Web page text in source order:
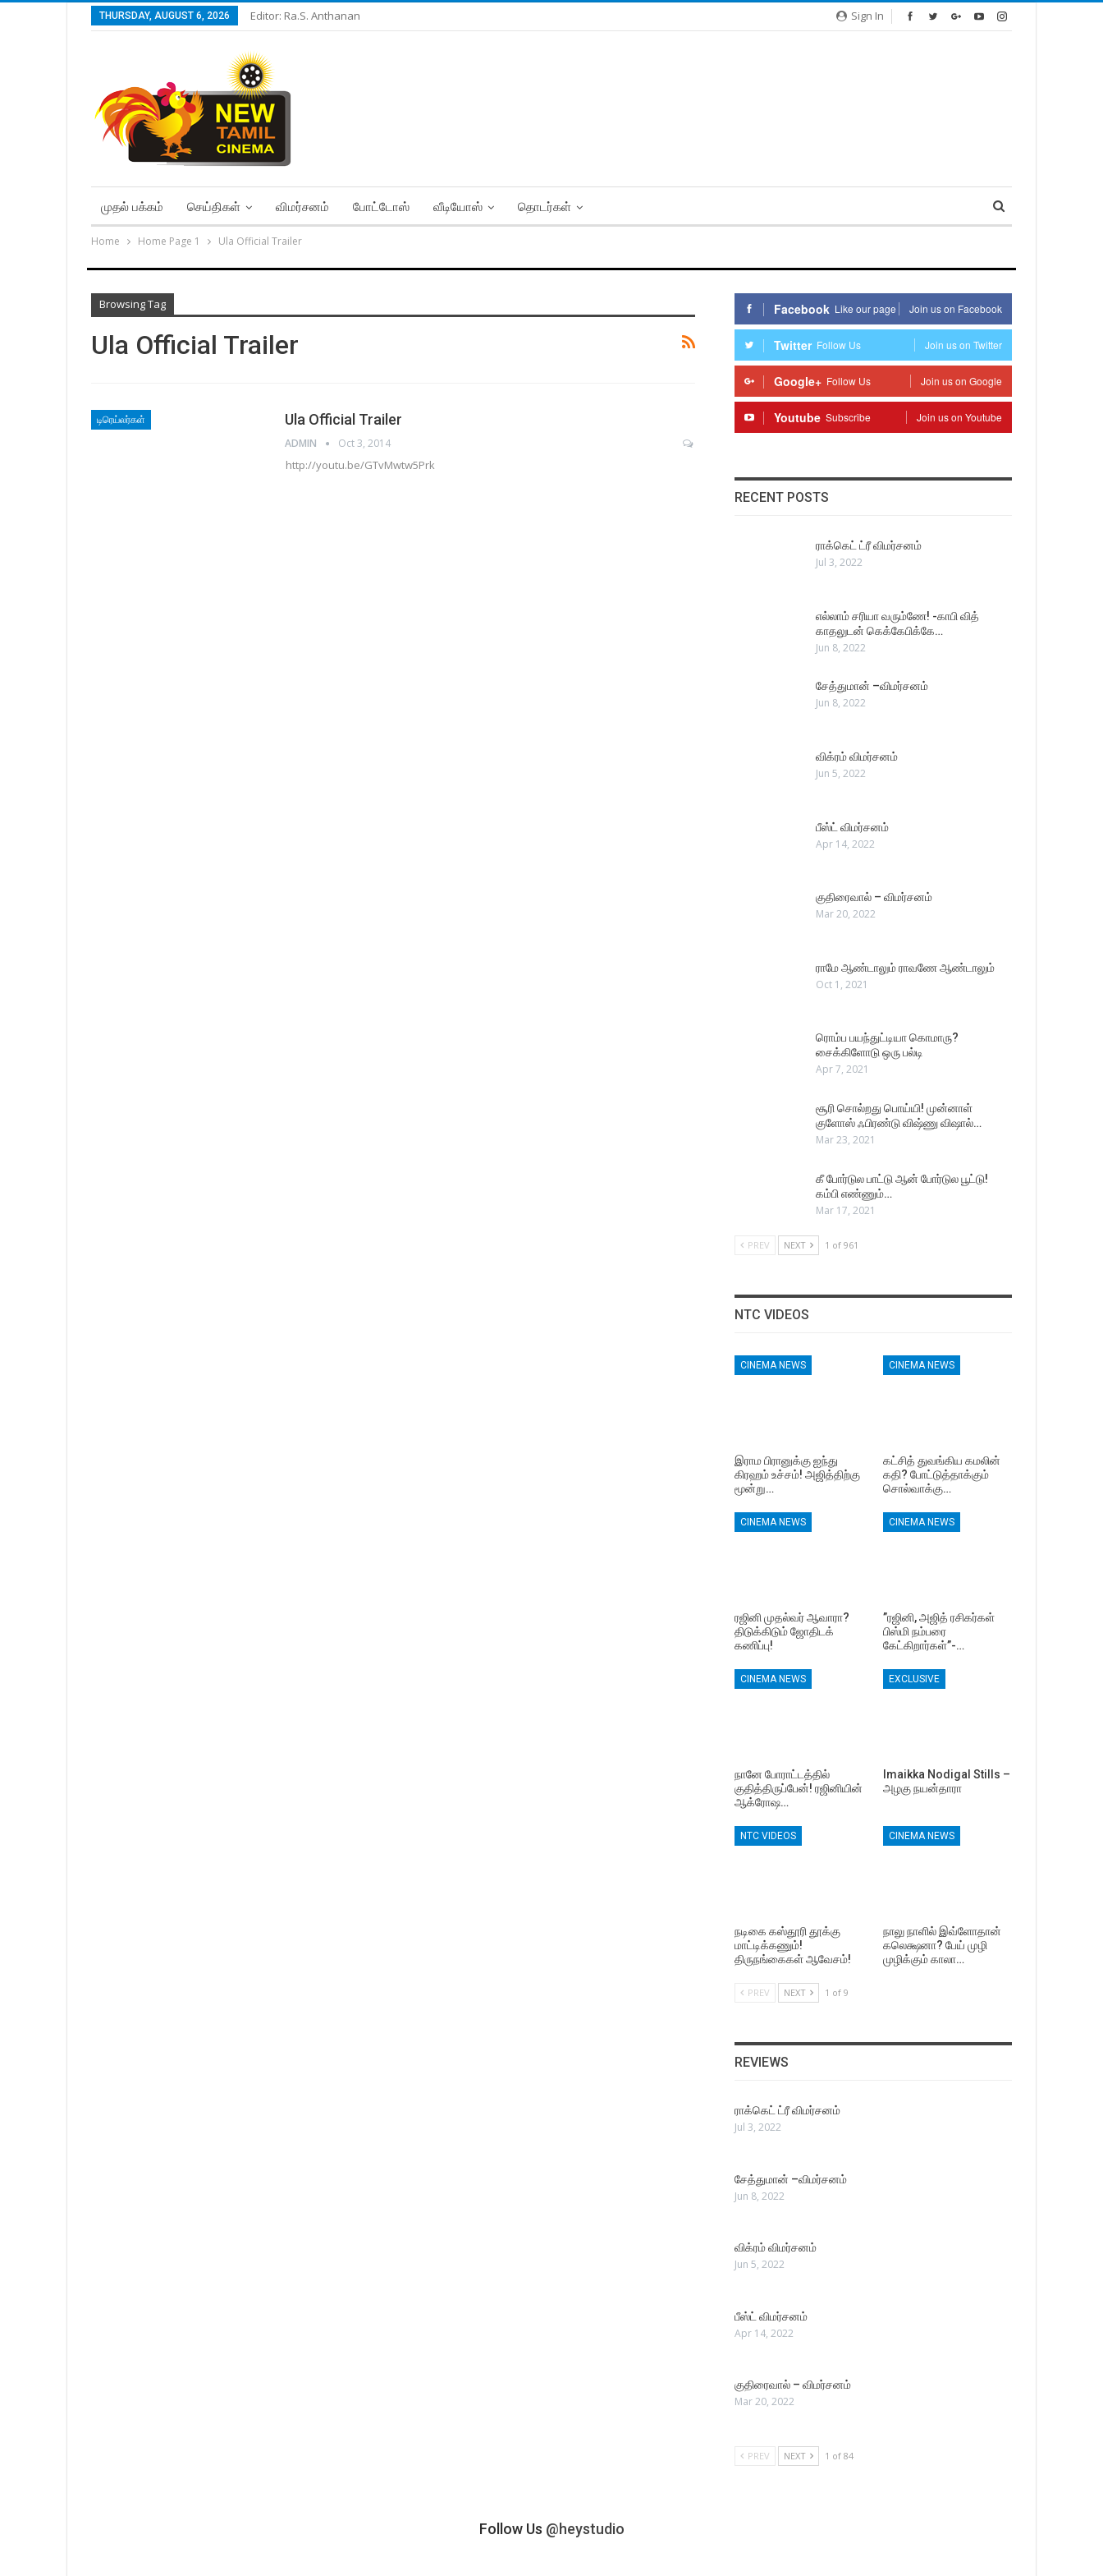
Sign In
THURSDAY, AUGUST 6, 2026 Editor: Ra.S. Anthanan
முதல் பக்கம் செய்திகள் விமர்சனம் போட்டோஸ் வீடியோஸ் தொடர்கள்
Home Home Page 1 Ula Official Trailer
Browsing Tag
Ula Official Trailer
டிரெய்லர்கள் Ula Official Trailer
ADMIN Oct 3, 2014
http://youtu.be/GTvMwtw5Prk
Facebook Like our page Join us on Facebook
Twitter Follow Us Join us on Twitter
Google+ Follow Us Join us on Google
Youtube Subscribe Join us on Youtube
RECENT POSTS
ராக்கெட் ட்ரீ விமர்சனம்
Jul 3, 2022
எல்லாம் சரியா வரும்ணே! -காபி வித்
காதலுடன் கெக்கேபிக்கே…
Jun 8, 2022
சேத்துமான் –விமர்சனம்
Jun 8, 2022
விக்ரம் விமர்சனம்
Jun 5, 2022
பீஸ்ட் விமர்சனம்
Apr 14, 2022
குதிரைவால் – விமர்சனம்
Mar 20, 2022
ராமே ஆண்டாலும் ராவணே ஆண்டாலும்
Oct 1, 2021
ரொம்ப பயந்துட்டியா கொமாரு?
சைக்கிளோடு ஒரு பல்டி
Apr 7, 2021
சூரி சொல்றது பொய்யி! முன்னாள்
குளோஸ் ஃபிரண்டு விஷ்ணு விஷால்…
Mar 23, 2021
கீ போர்டுல பாட்டு ஆன் போர்டுல பூட்டு!
கம்பி எண்ணும்…
Mar 17, 2021
PREV NEXT 1 of 961
NTC VIDEOS
CINEMA NEWS
இராம பிரானுக்கு ஐந்து
கிரஹம் உச்சம்! அஜித்திற்கு
மூன்று…
CINEMA NEWS
கட்சித் துவங்கிய கமலின்
கதி? போட்டுத்தாக்கும்
சொல்வாக்கு…
CINEMA NEWS
ரஜினி முதல்வர் ஆவாரா?
திடுக்கிடும் ஜோதிடக்
கணிப்பு!
CINEMA NEWS
”ரஜினி, அஜித் ரசிகர்கள்
பிஸ்மி நம்பரை
கேட்கிறார்கள்”-…
CINEMA NEWS
நானே போராட்டத்தில்
குதித்திருப்பேன்! ரஜினியின்
ஆக்ரோஷ…
EXCLUSIVE
Imaikka Nodigal Stills –
அழகு நயன்தாரா
NTC VIDEOS
நடிகை கஸ்தூரி தூக்கு
மாட்டிக்கணும்!
திருநங்கைகள் ஆவேசம்!
CINEMA NEWS
நாலு நாளில் இவ்ளோதான்
கலெக்ஷனா? பேய் முழி
முழிக்கும் காலா…
PREV NEXT 1 of 9
REVIEWS
ராக்கெட் ட்ரீ விமர்சனம்
Jul 3, 2022
சேத்துமான் –விமர்சனம்
Jun 8, 2022
விக்ரம் விமர்சனம்
Jun 5, 2022
பீஸ்ட் விமர்சனம்
Apr 14, 2022
குதிரைவால் – விமர்சனம்
Mar 20, 2022
PREV NEXT 1 of 84
Follow Us @heystudio